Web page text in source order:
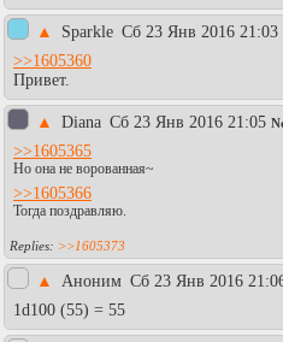
▲ Sparkle Сб 23 Янв 2016 21:03
>>1605360
Привет.
▲ Diаna Сб 23 Янв 2016 21:05
>>1605365
Но она не ворованная~
>>1605366
Тогда поздравляю.
>>1605373
▲ Аноним Сб 23 Янв 2016
1d100 (55) = 55